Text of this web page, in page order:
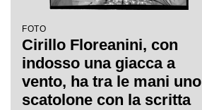
FOTO
Cirillo Floreanini, con
indosso una giacca a
vento, ha tra le mani uno
scatolone con la scritta